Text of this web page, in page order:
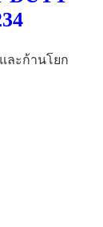
ละก้านโยก